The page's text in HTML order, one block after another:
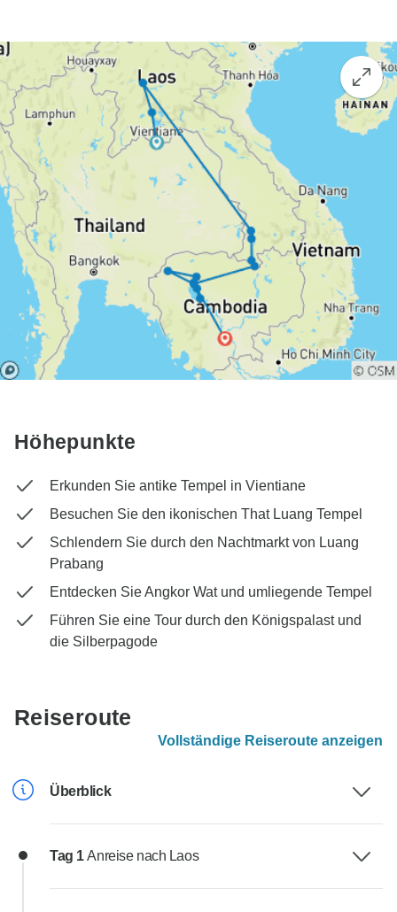
Höhepunkte
Erkunden Sie antike Tempel in Vientiane
Besuchen Sie den ikonischen That Luang Tempel
Schlendern Sie durch den Nachtmarkt von Luang
Prabang
Entdecken Sie Angkor Wat und umliegende Tempel
Führen Sie eine Tour durch den Königspalast und
die Silberpagode
Reiseroute
Vollständige Reiseroute anzeigen
Überblick
Tag 1Anreise nach Laos